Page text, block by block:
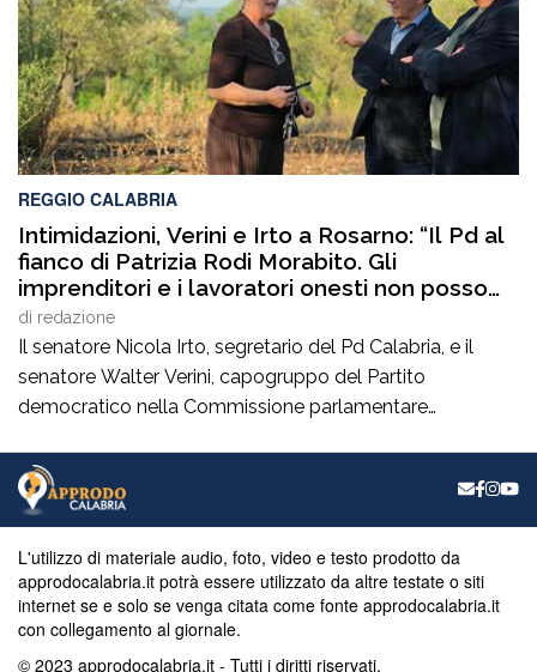
generale della ItalConsult Spa, […]
REGGIO CALABRIA
Intimidazioni, Verini e Irto a Rosarno: “Il Pd al
fianco di Patrizia Rodi Morabito. Gli
imprenditori e i lavoratori onesti non posso
essere lasciati da soli”
di redazione
Il senatore Nicola Irto, segretario del Pd Calabria, e il
senatore Walter Verini, capogruppo del Partito
democratico nella Commissione parlamentare
imprenditrice agricola di Rosarno (Rc) la cui azienda è
stata più volte colpita da incendi, furti e danneggiamenti.
L’ultimo grave episodio si è verificato nei giorni scorsi […]
L'utilizzo di materiale audio, foto, video e testo prodotto da
approdocalabria.it potrà essere utilizzato da altre testate o siti
internet se e solo se venga citata come fonte approdocalabria.it
con collegamento al giornale.
© 2023 approdocalabria.it - Tutti i diritti riservati.